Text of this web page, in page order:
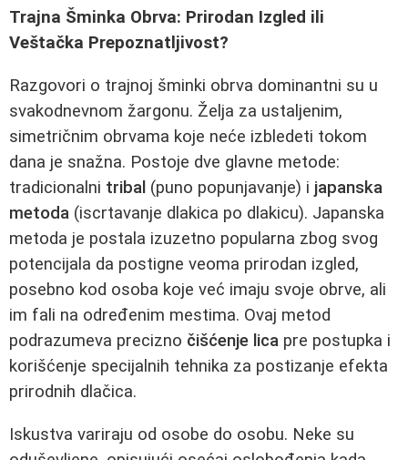
Trajna Šminka Obrva: Prirodan Izgled ili
Veštačka Prepoznatljivost?
Razgovori o trajnoj šminki obrva dominantni su u
svakodnevnom žargonu. Želja za ustaljenim,
simetričnim obrvama koje neće izbledeti tokom
dana je snažna. Postoje dve glavne metode:
tradicionalni tribal (puno popunjavanje) i japanska
metoda (iscrtavanje dlakica po dlakicu). Japanska
metoda je postala izuzetno popularna zbog svog
potencijala da postigne veoma prirodan izgled,
posebno kod osoba koje već imaju svoje obrve, ali
im fali na određenim mestima. Ovaj metod
podrazumeva precizno čišćenje lica pre postupka i
korišćenje specijalnih tehnika za postizanje efekta
prirodnih dlačica.
Iskustva variraju od osobe do osobu. Neke su